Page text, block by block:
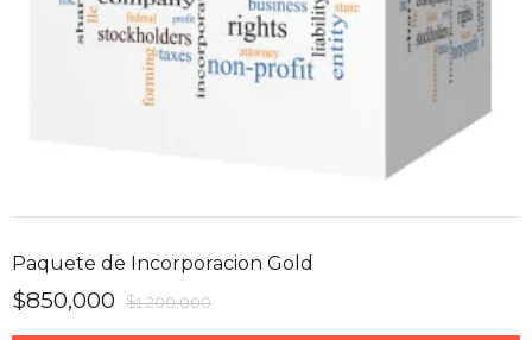
Paquete de Incorporacion Gold
$850,000 $1,200,000